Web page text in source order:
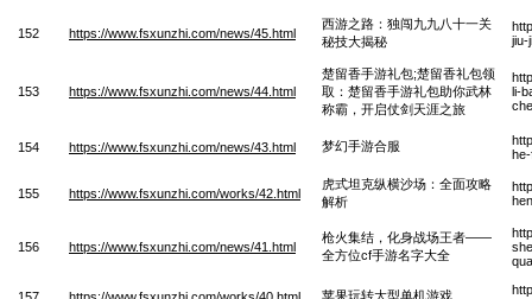
152 https://www.fsxunzhi.com/news/45.html
西游之路：独闯九九八十一关
秘技大揭秘
jiu-
153 https://www.fsxunzhi.com/news/44.html
楚留香手游礼包;楚留香礼包领
取：楚留香手游礼包助你武林
称霸，开启仗剑天涯之旅
li-
154 https://www.fsxunzhi.com/news/43.html 梦幻手游合服
155 https://www.fsxunzhi.com/works/42.html
虎式坦克纵横沙场：全面攻略
解析
156 https://www.fsxunzhi.com/news/41.html
枪火集结，化身战场王者——
全方位cf手游名字大全
苹果玩转大型单机游戏